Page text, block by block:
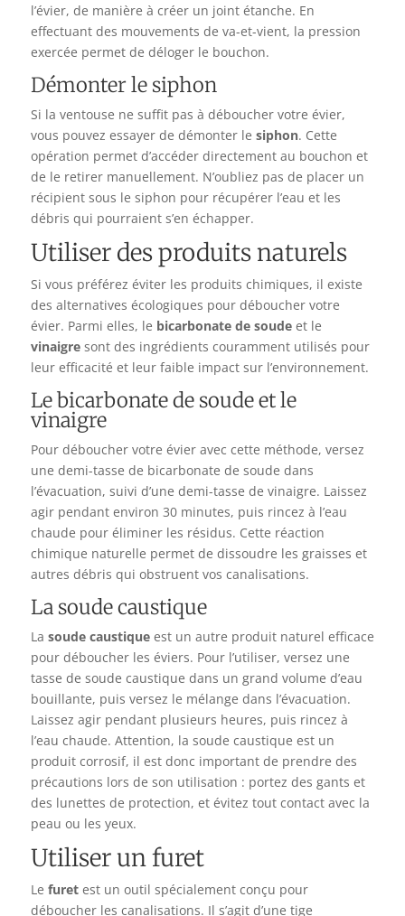
l’évier, de manière à créer un joint étanche. En
effectuant des mouvements de va-et-vient, la pression
exercée permet de déloger le bouchon.
Démonter le siphon
Si la ventouse ne suffit pas à déboucher votre évier,
vous pouvez essayer de démonter le siphon. Cette
opération permet d’accéder directement au bouchon et
de le retirer manuellement. N’oubliez pas de placer un
récipient sous le siphon pour récupérer l’eau et les
débris qui pourraient s’en échapper.
Utiliser des produits naturels
Si vous préférez éviter les produits chimiques, il existe
des alternatives écologiques pour déboucher votre
évier. Parmi elles, le bicarbonate de soudeet le
vinaigresont des ingrédients couramment utilisés pour
leur efficacité et leur faible impact sur l’environnement.
Le bicarbonate de soude et le
vinaigre
Pour déboucher votre évier avec cette méthode, versez
une demi-tasse de bicarbonate de soude dans
l’évacuation, suivi d’une demi-tasse de vinaigre. Laissez
agir pendant environ 30 minutes, puis rincez à l’eau
chaude pour éliminer les résidus. Cette réaction
chimique naturelle permet de dissoudre les graisses et
autres débris qui obstruent vos canalisations.
La soude caustique
La soude caustiqueest un autre produit naturel efficace
pour déboucher les éviers. Pour l’utiliser, versez une
tasse de soude caustique dans un grand volume d’eau
bouillante, puis versez le mélange dans l’évacuation.
Laissez agir pendant plusieurs heures, puis rincez à
l’eau chaude. Attention, la soude caustique est un
produit corrosif, il est donc important de prendre des
précautions lors de son utilisation : portez des gants et
des lunettes de protection, et évitez tout contact avec la
peau ou les yeux.
Utiliser un furet
Le furetest un outil spécialement conçu pour
déboucher les canalisations. Il s’agit d’une tige